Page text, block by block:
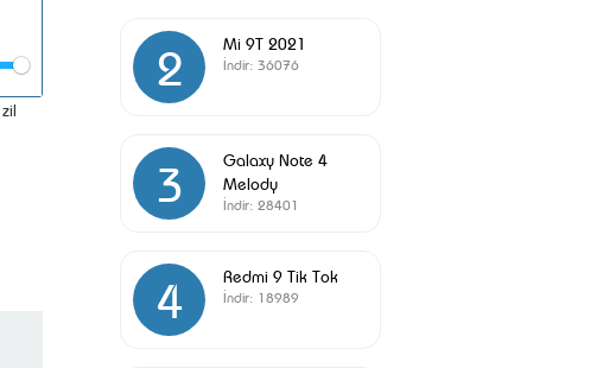
2 Mi 9T 2021
İndir: 36076
3
Galaxy Note 4
Melody
İndir: 28401
4 Redmi 9 Tik Tok
İndir: 18989